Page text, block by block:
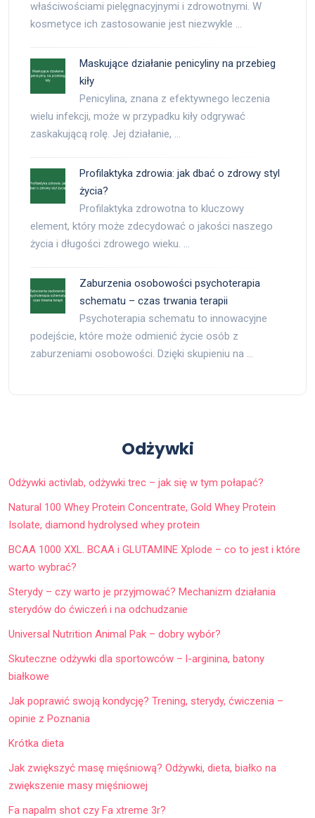
właściwościami pielęgnacyjnymi i zdrowotnymi. W
kosmetyce ich zastosowanie jest niezwykle …
Maskujące działanie penicyliny na przebieg
kiły
Penicylina, znana z efektywnego leczenia
wielu infekcji, może w przypadku kiły odgrywać
zaskakującą rolę. Jej działanie, …
Profilaktyka zdrowia: jak dbać o zdrowy styl
życia?
Profilaktyka zdrowotna to kluczowy
element, który może zdecydować o jakości naszego
życia i długości zdrowego wieku. …
Zaburzenia osobowości psychoterapia
schematu – czas trwania terapii
Psychoterapia schematu to innowacyjne
podejście, które może odmienić życie osób z
zaburzeniami osobowości. Dzięki skupieniu na …
Odżywki
Odżywki activlab, odżywki trec – jak się w tym połapać?
Natural 100 Whey Protein Concentrate, Gold Whey Protein
Isolate, diamond hydrolysed whey protein
BCAA 1000 XXL. BCAA i GLUTAMINE Xplode – co to jest i które
warto wybrać?
Sterydy – czy warto je przyjmować? Mechanizm działania
sterydów do ćwiczeń i na odchudzanie
Universal Nutrition Animal Pak – dobry wybór?
Skuteczne odżywki dla sportowców – l-arginina, batony
białkowe
Jak poprawić swoją kondycję? Trening, sterydy, ćwiczenia –
opinie z Poznania
Krótka dieta
Jak zwiększyć masę mięśniową? Odżywki, dieta, białko na
zwiększenie masy mięśniowej
Fa napalm shot czy Fa xtreme 3r?